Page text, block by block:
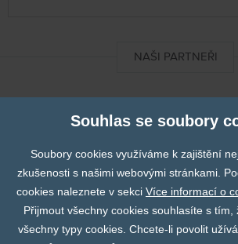
NAŠI PARTNEŘI
Prev
Souhlas se soubory
Soubory cookies využíváme k zajištění
zkušenosti s našimi webovými stránkami.
cookies naleznete v sekci Více informací o
Přijmout všechny cookies souhlasíte s tím,
všechny typy cookies. Chcete-li povolit